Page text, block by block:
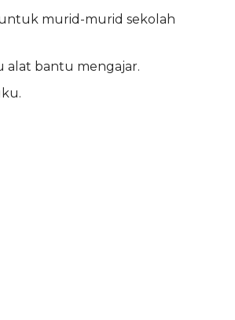
untuk murid-murid sekolah
alat bantu mengajar.